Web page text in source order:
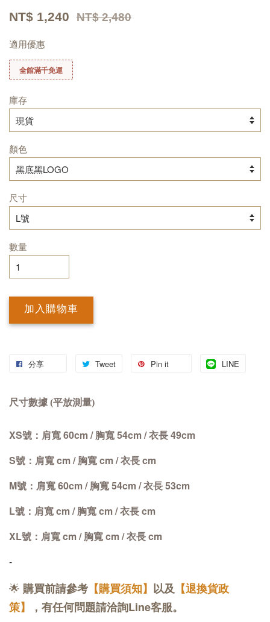
NT$ 1,240 NT$ 2,480
適用優惠
全館滿千免運
庫存
顏色
尺寸
數量
加入購物車
分享 Tweet Pin it LINE
尺寸數據 (平放測量)
XS號：肩寬 60cm/胸寬 54cm/衣長 49cm
S號：肩寬 cm/胸寬 cm/衣長 cm
M號： 肩寬 60cm/胸寬 54cm/衣長 53cm
L號：肩寬 cm/胸寬 cm/衣長 cm
XL號：肩寬 cm/胸寬 cm/衣長 cm
-
🌟 購買前請參考 【購買須知】 以及 【退換貨政
策】
，有任何問題請洽詢Line客服。